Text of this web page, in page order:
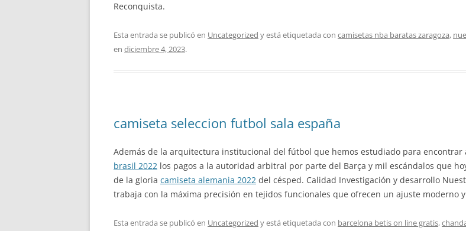
Reconquista.
Esta entrada se publicó en Uncategorized y está etiquetada con camisetas nba baratas zaragoza,
en diciembre 4, 2023.
camiseta seleccion futbol sala españa
Además de la arquitectura institucional del fútbol que hemos estudiado para encontrar
brasil 2022 los pagos a la autoridad arbitral por parte del Barça y mil escándalos que
de la gloria camiseta alemania 2022 del césped. Calidad Investigación y desarrollo
trabaja con la máxima precisión en tejidos funcionales que ofrecen un ajuste moderno
Esta entrada se publicó en Uncategorized y está etiquetada con barcelona betis on line gratis,